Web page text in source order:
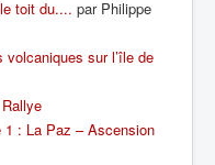
toit du.... par Philippe
volcaniques sur l’île de
: La Paz – Ascension